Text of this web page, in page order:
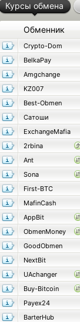
Курсы обмена
Обменник
Crypto-Dom
BelkaPay
Amgchange
KZ007
Best-Obmen
Сатоши
ExchangeMafia
2rbina
Ant
Sona
First-BTC
MafinCash
AppBit
ObmenMoney
GoodObmen
NextBit
UAchanger
Buy-Bitcoin
Payex24
BarterHub